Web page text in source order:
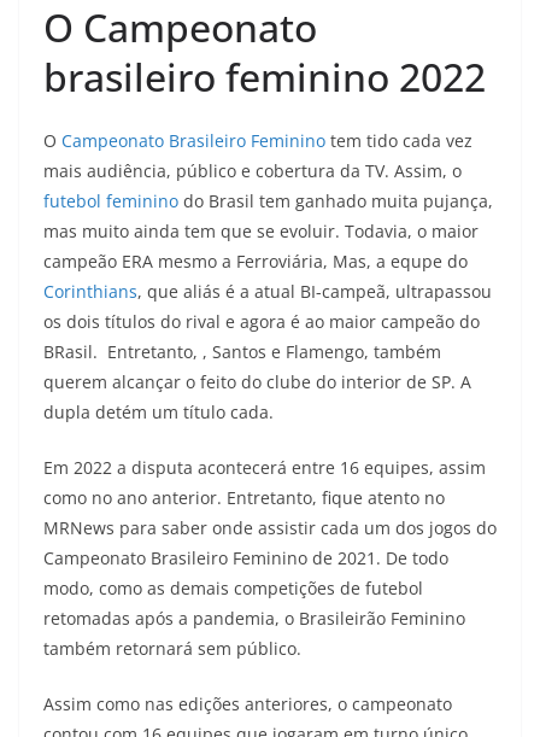
O Campeonato
brasileiro feminino 2022
O Campeonato Brasileiro Feminino tem tido cada vez
mais audiência, público e cobertura da TV. Assim, o
futebol feminino do Brasil tem ganhado muita pujança,
mas muito ainda tem que se evoluir. Todavia, o maior
campeão ERA mesmo a Ferroviária, Mas, a equpe do
Corinthians, que aliás é a atual BI-campeã, ultrapassou
os dois títulos do rival e agora é ao maior campeão do
BRasil. Entretanto, , Santos e Flamengo, também
querem alcançar o feito do clube do interior de SP. A
dupla detém um título cada.
Em 2022 a disputa acontecerá entre 16 equipes, assim
como no ano anterior. Entretanto, fique atento no
MRNews para saber onde assistir cada um dos jogos do
Campeonato Brasileiro Feminino de 2021. De todo
modo, como as demais competições de futebol
retomadas após a pandemia, o Brasileirão Feminino
também retornará sem público.
Assim como nas edições anteriores, o campeonato